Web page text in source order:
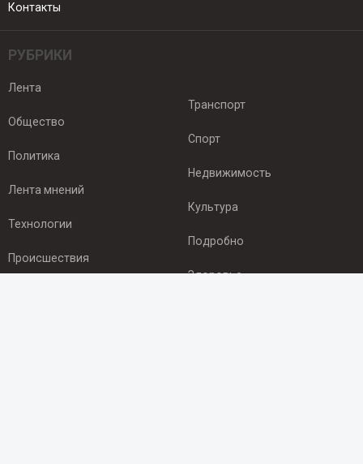
Контакты
РУБРИКИ
Лента
Общество
Политика
Лента мнений
Технологии
Происшествия
Транспорт
Спорт
Недвижимость
Культура
Подробно
Здоровье